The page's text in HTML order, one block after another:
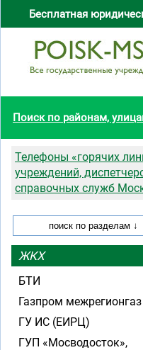
Бесплатная
Поиск по районам,
Телефоны «горячих
учреждений,
справочных служб
ЖКХ
БТИ
Газпром межрегионгаз
ГУ ИС (ЕИРЦ)
ГУП «Мосводосток»,